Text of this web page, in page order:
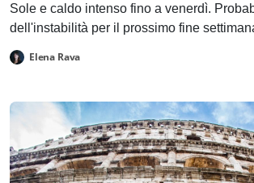
Sole e caldo intenso fino a venerdì.
dell'instabilità per il prossimo fine
Elena Rava